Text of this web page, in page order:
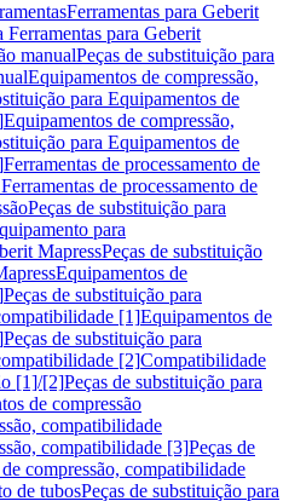
Ferramentas para Geberit
Ferramentas para Geberit
manualPeças de substituição para
Equipamentos de compressão,
para Equipamentos de
Equipamentos de compressão,
para Equipamentos de
Ferramentas de processamento de
de processamento de
Peças de substituição para
para
MapressPeças de substituição
Equipamentos de
Peças de substituição para
[1]Equipamentos de
Peças de substituição para
[2]Compatibilidade
[1]/[2]Peças de substituição para
de compressão
compatibilidade
compatibilidade [3]Peças de
compressão, compatibilidade
de tubosPeças de substituição para